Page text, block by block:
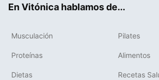
En Vitónica hablamos de...
Musculación Pilates
Proteínas Alimentos
Dietas Recetas